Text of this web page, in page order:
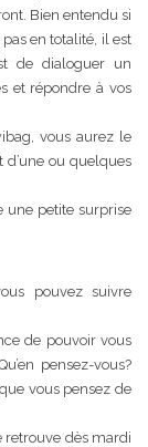
Bien entendu si
en totalité, il est
de dialoguer un
et répondre à vos
vous aurez le
d’une ou quelques
une petite surprise
pouvez suivre
de pouvoir vous
pensez-vous?
vous pensez de
retrouve dès mardi